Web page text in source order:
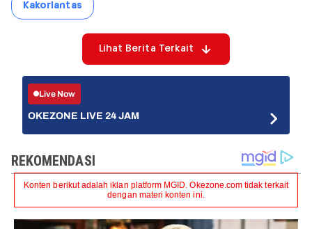
Kakorlantas
Lihat Berita Terkait
Live Now
OKEZONE LIVE 24 JAM